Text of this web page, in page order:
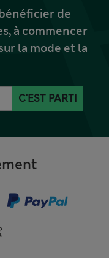
de
à commencer
la mode et la
C'EST PARTI